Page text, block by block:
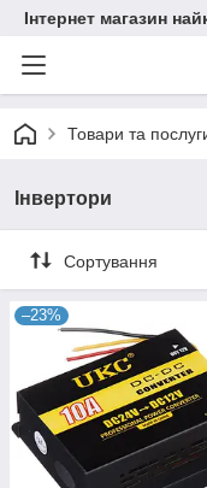
Інтернет магазин
Товари та
Інвертори
Сортування
–23%